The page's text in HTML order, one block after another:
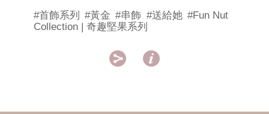
#首飾系列 #黃金 #串飾 #送給她 #Fun Nut
Collection | 奇趣堅果系列
 